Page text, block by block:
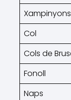
Xampinyons
Col
Cols de
Fonoll
Naps